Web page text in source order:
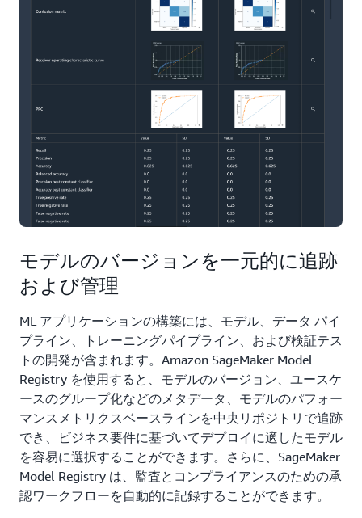
モデルのバージョンを一元的に追跡
および管理
ML アプリケーションの構築には、モデル、データ パイ
プライン、トレーニングパイプライン、および検証テス
トの開発が含まれます。Amazon SageMaker Model
Registry を使用すると、モデルのバージョン、ユースケ
ースのグループ化などのメタデータ、モデルのパフォー
マンスメトリクスベースラインを中央リポジトリで追跡
でき、ビジネス要件に基づいてデプロイに適したモデル
を容易に選択することができます。さらに、SageMaker
Model Registry は、監査とコンプライアンスのための承
認ワークフローを自動的に記録することができます。